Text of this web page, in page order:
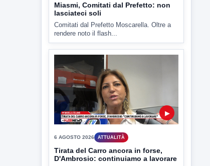
Miasmi, Comitati dal Prefetto: non
lasciateci soli
Comitati dal Prefetto Moscarella. Oltre a
rendere noto il flash...
▶
6 AGOSTO 2026 ATTUALITÀ
Tirata del Carro ancora in forse,
D'Ambrosio: continuiamo a lavorare